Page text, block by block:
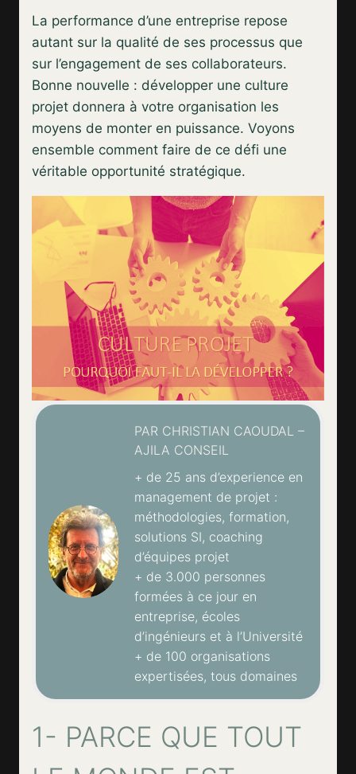
La performance d’une entreprise repose
autant sur la qualité de ses processus que
sur l’engagement de ses collaborateurs.
Bonne nouvelle : développer une culture
projet donnera à votre organisation les
moyens de monter en puissance. Voyons
ensemble comment faire de ce défi une
véritable opportunité stratégique.
PAR CHRISTIAN CAOUDAL –
AJILA CONSEIL
+ de 25 ans d’experience en
management de projet :
méthodologies, formation,
solutions SI, coaching
d’équipes projet
+ de 3.000 personnes
formées à ce jour en
entreprise, écoles
d’ingénieurs et à l’Université
+ de 100 organisations
expertisées, tous domaines
1- PARCE QUE TOUT